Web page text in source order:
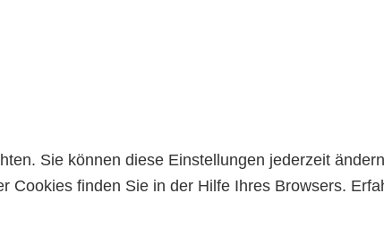
Sie können diese Einstellungen jederzeit
Cookies finden Sie in der Hilfe Ihres Browsers.